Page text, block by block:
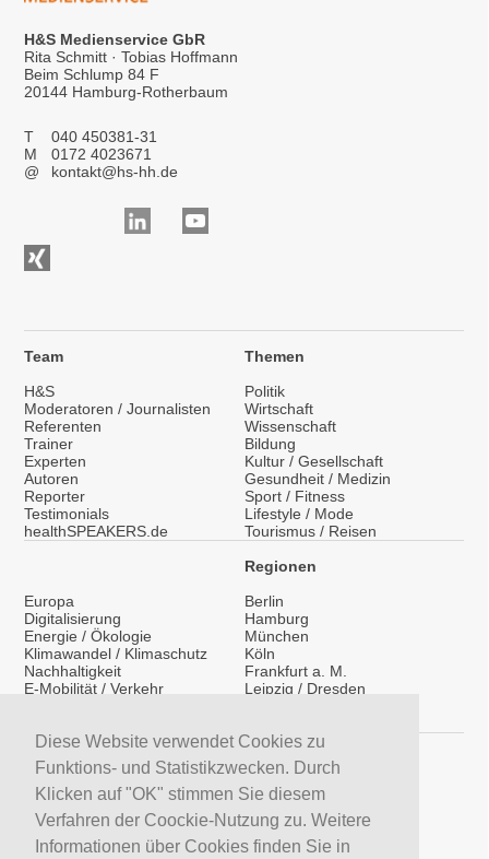
Diese Website verwendet Cookies zu
Funktions- und Statistikzwecken. Durch
Klicken auf "OK" stimmen Sie diesem
Verfahren der Coockie-Nutzung zu. Weitere
Informationen über Cookies finden Sie in
H&S Medienservice GbR
Rita Schmitt · Tobias Hoffmann
Beim Schlump 84 F
20144 Hamburg-Rotherbaum
T
040 450381-31
M
0172 4023671
@
kontakt@hs-hh.de
Team
H&S
Moderatoren / Journalisten
Referenten
Trainer
Experten
Autoren
Reporter
Testimonials
healthSPEAKERS.de
Themen
Politik
Wirtschaft
Wissenschaft
Bildung
Kultur / Gesellschaft
Gesundheit / Medizin
Sport / Fitness
Lifestyle / Mode
Tourismus / Reisen
Europa
Digitalisierung
Energie / Ökologie
Klimawandel / Klimaschutz
Nachhaltigkeit
E-Mobilität / Verkehr
Vorträge / Keynotes
Regionen
Berlin
Hamburg
München
Köln
Frankfurt a. M.
Leipzig / Dresden
Service
LinkedIn
YouTube Moderatoren
YouTube Referenten
H&S News